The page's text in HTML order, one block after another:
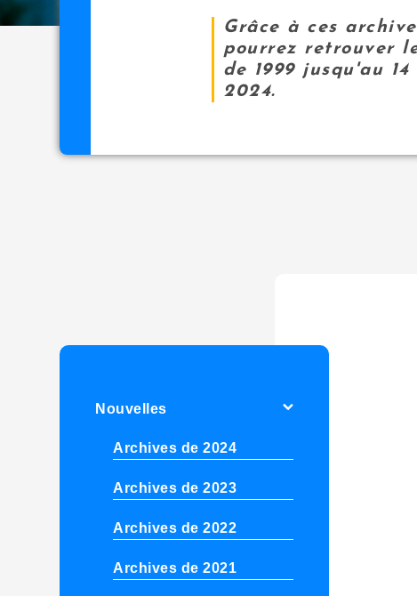
Grâce à ces
pourrez retrouver
de 1999 jusqu'au 14
2024.
Nouvelles
Archives de 2024
Archives de 2023
Archives de 2022
Archives de 2021